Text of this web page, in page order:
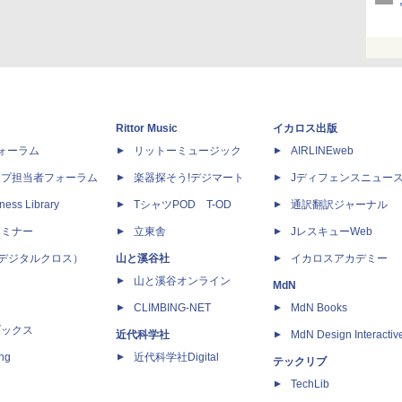
ーラム
担当者フォーラム
Library
ナー
ジタルクロス）
クス
Rittor Music
リットーミュージック
楽器探そう!デジマート
TシャツPOD T-OD
立東舎
山と溪谷社
山と溪谷オンライン
CLIMBING-NET
近代科学社
近代科学社Digital
イカロス出版
AIRLINEweb
Jディフェンスニュー
通訳翻訳ジャーナル
JレスキューWeb
イカロスアカデミー
MdN
MdN Books
MdN Design
テックリブ
TechLib